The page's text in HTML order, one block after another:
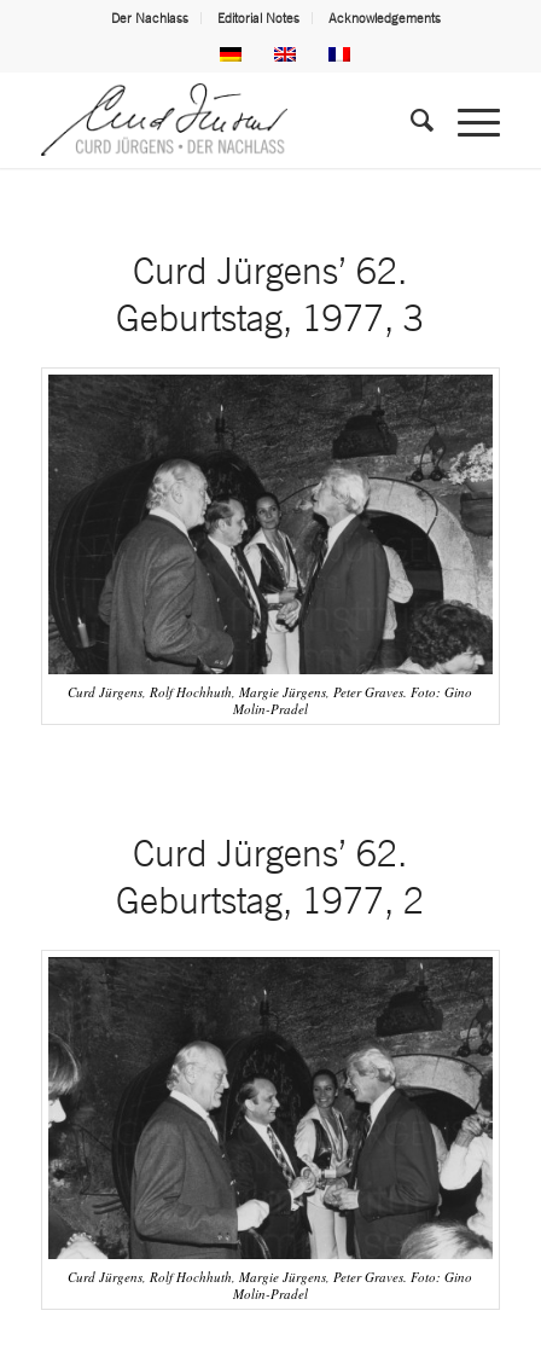
Der Nachlass Editorial Notes Acknowledgements
Curd Jürgens’ 62.
Geburtstag, 1977, 3
Curd Jürgens, Rolf Hochhuth, Margie Jürgens, Peter Graves. Foto: Gino
Molin-Pradel
Curd Jürgens’ 62.
Geburtstag, 1977, 2
Curd Jürgens, Rolf Hochhuth, Margie Jürgens, Peter Graves. Foto: Gino
Molin-Pradel